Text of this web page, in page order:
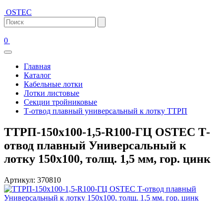
OSTEC
0
Главная
Каталог
Кабельные лотки
Лотки листовые
Секции тройниковые
Т-отвод плавный универсальный к лотку ТТРП
ТТРП-150х100-1,5-R100-ГЦ OSTEC Т-
отвод плавный Универсальный к
лотку 150х100, толщ. 1,5 мм, гор. цинк
Артикул: 370810